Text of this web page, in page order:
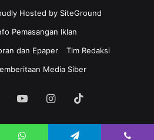
Hosted by SiteGround
Pemasangan Iklan
dan Epaper
Tim Redaksi
Media Siber
YouTubeInstagram